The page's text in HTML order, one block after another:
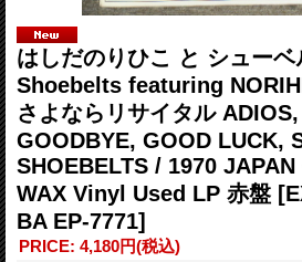
はしだのりひこ と シュー
Shoebelts featuring
さよならリサイタル
GOODBYE, GOOD LUCK,
SHOEBELTS / 1970
WAX Vinyl Used LP 赤盤
BA EP-7771]
PRICE: 4,180円(税込)